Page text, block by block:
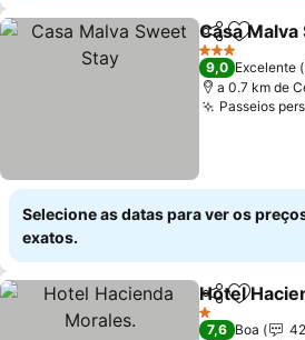
Partilhar
Casa
3 Estrelas
9,0 Excelente
a 0.7 km de
Passeios
Selecione as datas para ver os
exatos.
Partilhar
Hotel
1 Estrelas
7,6 Boa